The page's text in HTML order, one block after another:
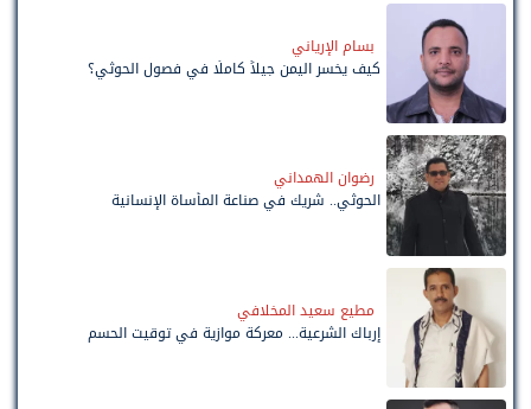
بسام الإرياني
كيف يخسر اليمن جيلاً كاملًا في فصول الحوثي؟
رضوان الهمداني
الحوثي.. شريك في صناعة المأساة الإنسانية
مطيع سعيد المخلافي
إرباك الشرعية... معركة موازية في توقيت الحسم